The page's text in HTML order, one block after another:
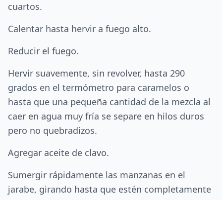
cuartos.
Calentar hasta hervir a fuego alto.
Reducir el fuego.
Hervir suavemente, sin revolver, hasta 290
grados en el termómetro para caramelos o
hasta que una pequeña cantidad de la mezcla al
caer en agua muy fría se separe en hilos duros
pero no quebradizos.
Agregar aceite de clavo.
Sumergir rápidamente las manzanas en el
jarabe, girando hasta que estén completamente